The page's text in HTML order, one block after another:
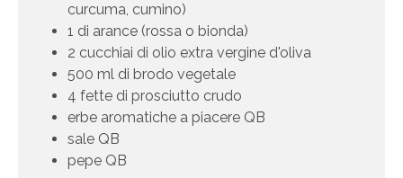
curcuma, cumino)
1 di arance (rossa o bionda)
2 cucchiai di olio extra vergine d'oliva
500 ml di brodo vegetale
4 fette di prosciutto crudo
erbe aromatiche a piacere QB
sale QB
pepe QB